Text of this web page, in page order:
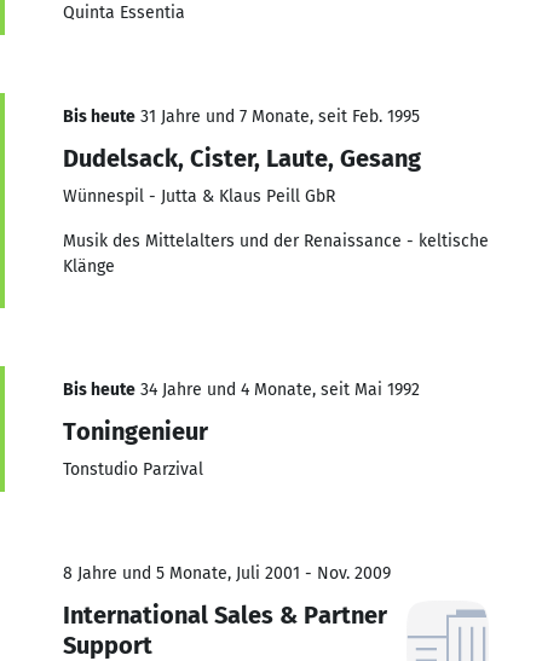
Quinta Essentia
Bis heute 31 Jahre und 7 Monate, seit Feb. 1995
Dudelsack, Cister, Laute, Gesang
Wünnespil - Jutta & Klaus Peill GbR
Musik des Mittelalters und der Renaissance - keltische
Klänge
Bis heute 34 Jahre und 4 Monate, seit Mai 1992
Toningenieur
Tonstudio Parzival
8 Jahre und 5 Monate, Juli 2001 - Nov. 2009
International Sales & Partner
Support